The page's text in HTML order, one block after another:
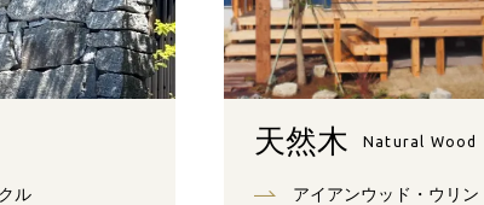
ル
天然木 Natural Wood
アイアンウッド・ウリン